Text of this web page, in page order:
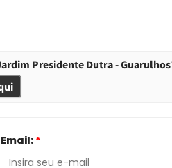
Presidente Dutra -
Email: *